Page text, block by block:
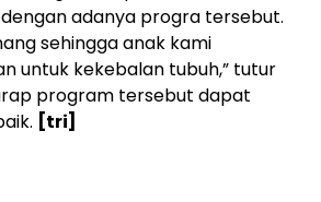
adanya progra tersebut.
sehingga anak kami
untuk kekebalan tubuh,” tutur
program tersebut dapat
[tri]